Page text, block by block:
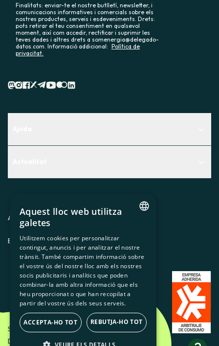
Finalitats: enviar-te el nostre butlletí, newsletter, i
comunicacions informatives i comercials sobre els
nostres productes, serveis i esdeveniments. Drets:
pots retirar el teu consentiment en qualsevol
moment, així com accedir, rectificar i suprimir les
teves dades i altres drets a somenergia@delegado-
datos.com. Informació addicional: Política de
privacitat.
Premsa
Treballa amb nosaltres
Avis legal Política de privacitatPolítica de cookies
ES CAGLEU
Som Energia SCCL - 2026
Disseny Creatiu d'Etéreo Design.
SPANISH
GL
BASQUE
Aquest lloc web utilitza
galetes
Utilitzem cookies per personalitzar
contingut, anuncis i per analitzar el nostre
trànsit. També compartim informació sobre
el vostre ús del nostre lloc amb els nostres
socis publicitaris i analítics que poden
combinar-la amb altra informació que els
heu proporcionat o que han recopilat a
partir del vostre ús dels seus serveis.
ACCEPTA-HO TOT REBUTJA-HO TOT